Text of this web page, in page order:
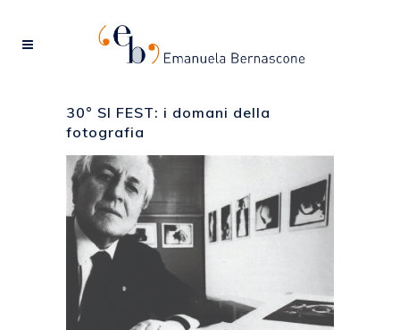
30° SI FEST: i domani della
fotografia